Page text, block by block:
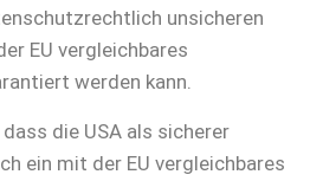
unsicheren
EU vergleichbares
werden kann.
die USA als sicherer
ein mit der EU vergleichbares